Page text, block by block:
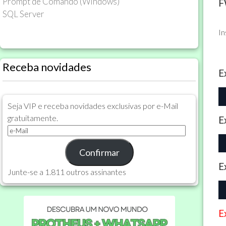
COOKIES
SQL Server
Receba novidades
Seja VIP e receba novidades exclusivas por e-Mail
gratuitamente.
e-
Confirmar
Junte-se a 1.811 outros assinantes